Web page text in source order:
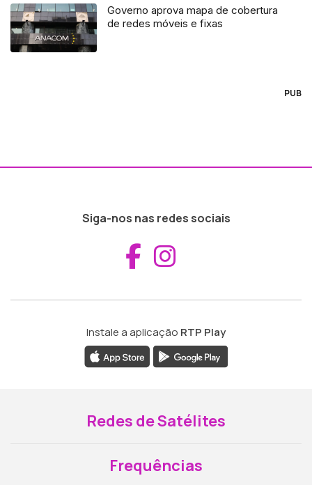
Governo aprova mapa de cobertura
de redes móveis e fixas
PUB
Siga-nos nas redes sociais
Aceder ao
Instale a aplicação RTP Play
Redes de Satélites
Frequências